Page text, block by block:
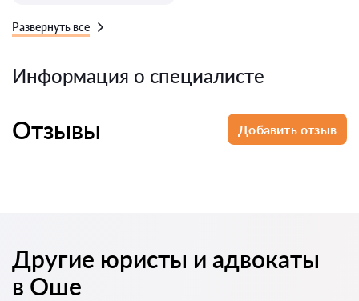
Развернуть все
Информация о специалисте
Отзывы Добавить отзыв
Другие юристы и адвокаты
в Оше